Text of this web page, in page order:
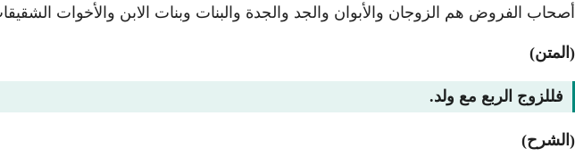
أصحاب الفروض هم الزوجان والأبوان والجد والجدة والبنات وبنات الابن والأخوات
(المتن)
فللزوج الربع مع ولد.
(الشرح)